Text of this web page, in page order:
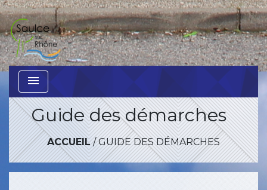
menu
Guide des démarches
ACCUEIL/GUIDE DES DÉMARCHES